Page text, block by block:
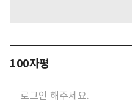
100자평